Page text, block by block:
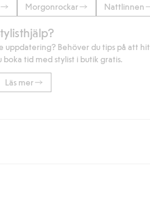
Morgonrockar Nattlinnen
Behöver du tips på att
boka tid med stylist i butik gratis.
Läs mer
leverans till ombud eller